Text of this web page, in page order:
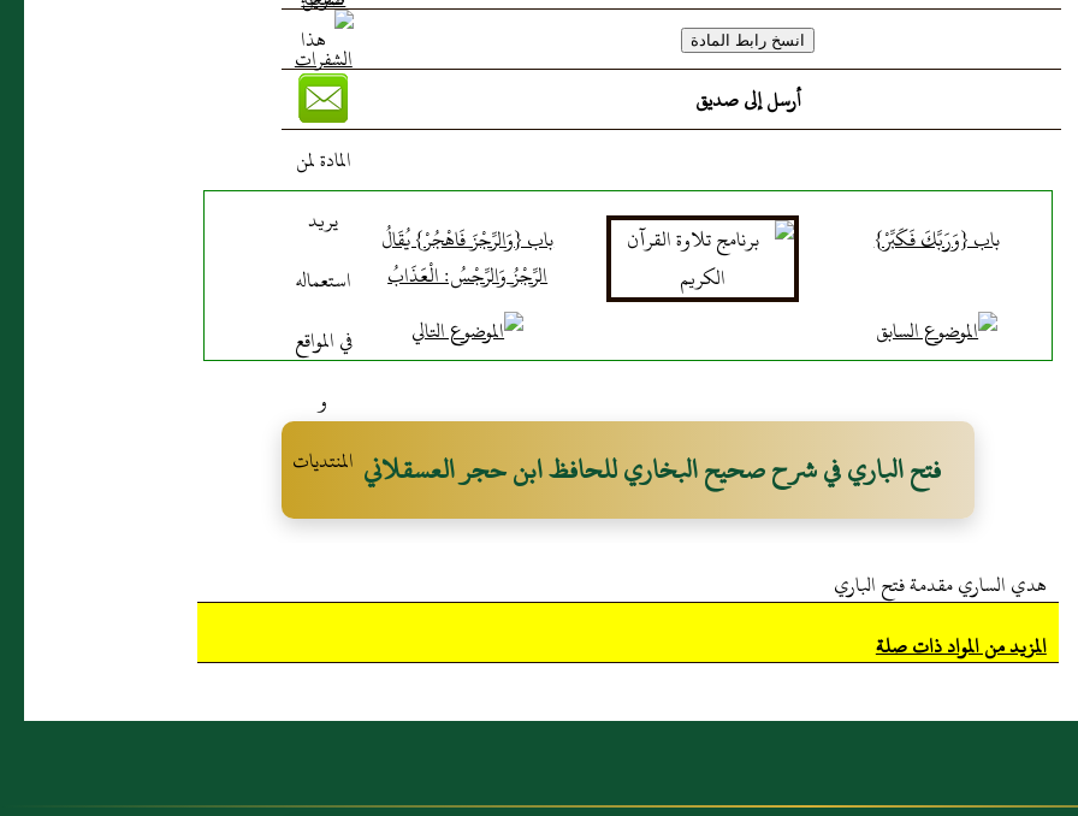
أرسل إلى صديق
باب {وَرَبَّكَ فَكَبِّرْ}
باب {وَالرِّجْزَ فَاهْجُرْ} يُقَالُ
الرِّجْزُ وَالرِّجْسُ: الْعَذَابُ
فتح الباري في شرح صحيح البخاري للحافظ ابن حجر العسقلاني
هدي الساري مقدمة فتح الباري
المزيد من المواد ذات صلة